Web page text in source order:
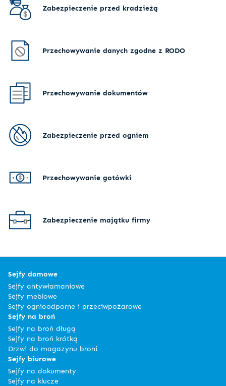
Zabezpieczenie przed kradzieżą
Przechowywanie danych zgodne z RODO
Przechowywanie dokumentów
Zabezpieczenie przed ogniem
Przechowywanie gotówki
Zabezpieczenie majątku firmy
Sejfy domowe
Sejfy antywłamaniowe
Sejfy meblowe
Sejfy ognioodporne i przeciwpożarowe
Sejfy na broń
Sejfy na broń długą
Sejfy na broń krótką
Drzwi do magazynu broni
Sejfy biurowe
Sejfy na dokumenty
Sejfy na klucze